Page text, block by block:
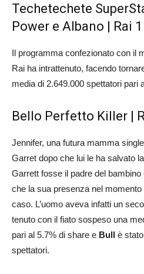
Techetechete
Power e Albano | Rai 1
Il programma confezionato con il
Rai ha intrattenuto, facendo
media di 2.649.000 spettatori pari
Bello Perfetto Killer |
Jennifer, una futura mamma
Garret dopo che lui le ha salvato
Garrett fosse il padre del
che la sua presenza nel
caso. L’uomo aveva infatti un
tenuto con il fiato sospeso una
pari al 5.7% di share e Bull è
spettatori.